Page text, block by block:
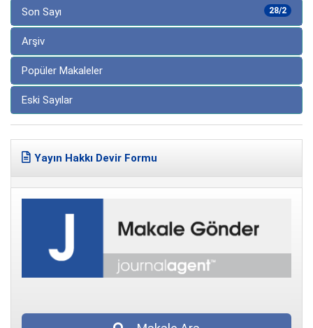
28/2
Son Sayı
Arşiv
Popüler Makaleler
Eski Sayılar
Yayın Hakkı Devir Formu